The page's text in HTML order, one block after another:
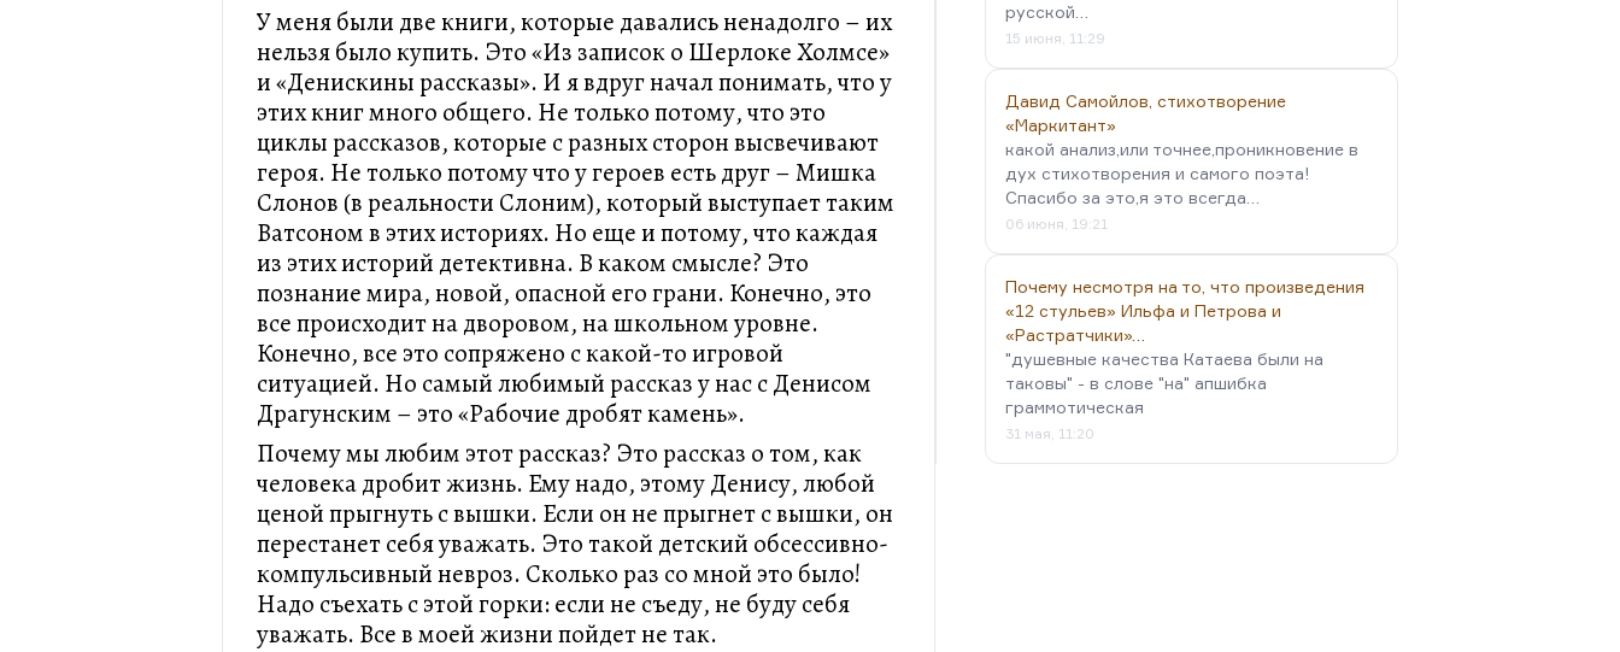
У меня были две книги, которые давались ненадолго – их
нельзя было купить. Это «Из записок о Шерлоке Холмсе»
и «Денискины рассказы». И я вдруг начал понимать, что у
этих книг много общего. Не только потому, что это
циклы рассказов, которые с разных сторон высвечивают
героя. Не только потому что у героев есть друг – Мишка
Слонов (в реальности Слоним), который выступает таким
Ватсоном в этих историях. Но еще и потому, что каждая
из этих историй детективна. В каком смысле? Это
познание мира, новой, опасной его грани. Конечно, это
все происходит на дворовом, на школьном уровне.
Конечно, все это сопряжено с какой-то игровой
ситуацией. Но самый любимый рассказ у нас с Денисом
Драгунским – это «Рабочие дробят камень».
Почему мы любим этот рассказ? Это рассказ о том, как
человека дробит жизнь. Ему надо, этому Денису, любой
ценой прыгнуть с вышки. Если он не прыгнет с вышки, он
перестанет себя уважать. Это такой детский обсессивно-
компульсивный невроз. Сколько раз со мной это было!
Надо съехать с этой горки: если не съеду, не буду себя
уважать. Все в моей жизни пойдет не так.
русской…
15 июня, 11:29
Давид Самойлов, стихотворение
«Маркитант»
какой анализ,или точнее,проникновение в
дух стихотворения и самого поэта!
Спасибо за это,я это всегда…
06 июня, 19:21
Почему несмотря на то, что произведения
«12 стульев» Ильфа и Петрова и
«Растратчики»…
"душевные качества Катаева были на
таковы" - в слове "на" апшибка
граммотическая
31 мая, 11:20